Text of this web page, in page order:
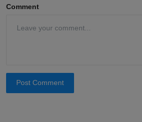
Comment
Post Comment